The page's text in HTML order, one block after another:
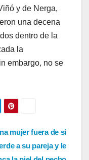
y de Nerga,
una decena
dentro de la
la
embargo, no se
mujer fuera de si
a su pareja y le